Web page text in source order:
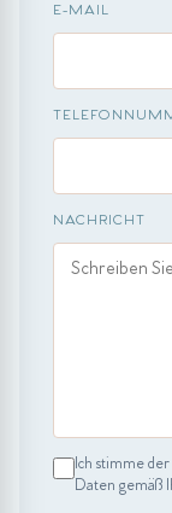
E-MAIL
NACHRICHT
Ich stimme
Daten gemäß